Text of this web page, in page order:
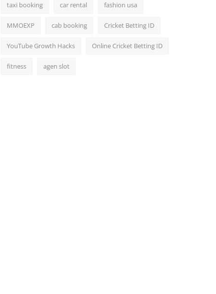
taxi booking car rental fashion usa
MMOEXP cab booking Cricket Betting ID
YouTube Growth Hacks Online Cricket Betting ID
fitness agen slot